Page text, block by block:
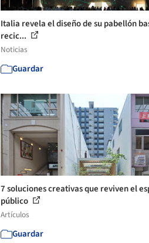
Italia revela el diseño de su pabellón
recic...
Noticias
Guardar
7 soluciones creativas que reviven el
público
Artículos
Guardar